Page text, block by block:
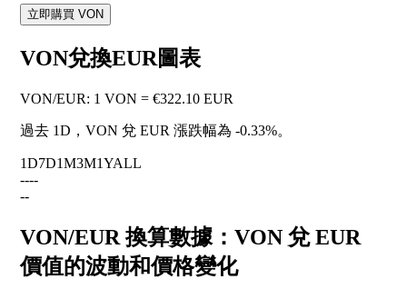
立即購買 VON
VON兌換EUR圖表
VON/EUR: 1 VON = €322.10 EUR
過去 1D，VON 兌 EUR 漲跌幅為 -0.33%。
1D7D1M3M1YALL
----
--
VON/EUR 換算數據：VON 兌 EUR
價值的波動和價格變化